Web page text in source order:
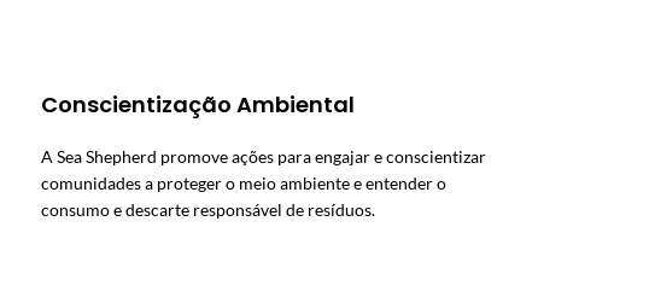
Conscientização Ambiental
A Sea Shepherd promove ações para engajar e conscientizar
comunidades a proteger o meio ambiente e entender o
consumo e descarte responsável de resíduos.